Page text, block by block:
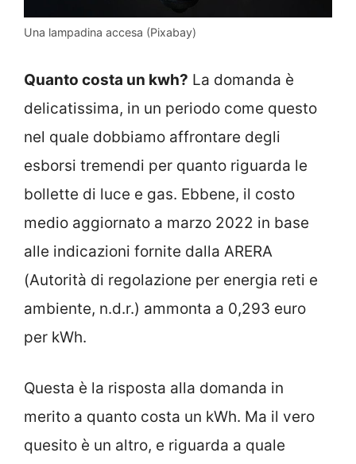
Una lampadina accesa (Pixabay)
Quanto costa un kwh? La domanda è
delicatissima, in un periodo come questo
nel quale dobbiamo affrontare degli
esborsi tremendi per quanto riguarda le
bollette di luce e gas. Ebbene, il costo
medio aggiornato a marzo 2022 in base
alle indicazioni fornite dalla ARERA
(Autorità di regolazione per energia reti e
ambiente, n.d.r.) ammonta a 0,293 euro
per kWh.
Questa è la risposta alla domanda in
merito a quanto costa un kWh. Ma il vero
quesito è un altro, e riguarda a quale